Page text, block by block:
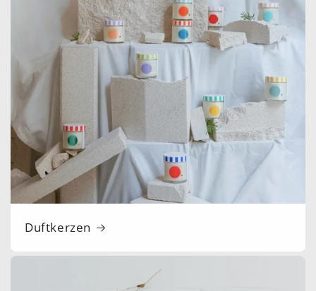
Duftkerzen